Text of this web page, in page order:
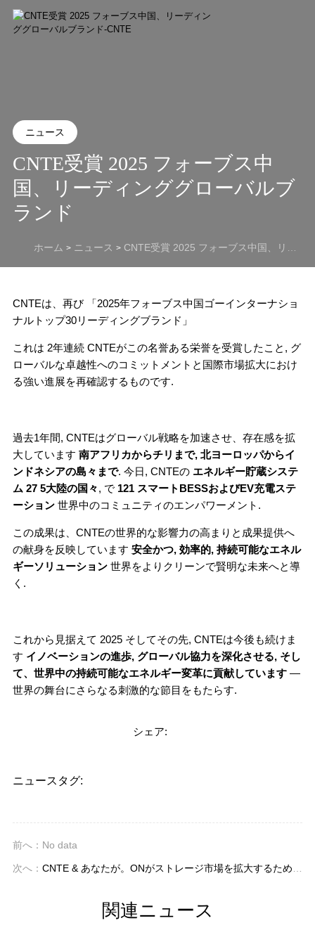
ニュース
CNTE受賞 2025 フォーブス中
国、リーディンググローバルブ
ランド
ホーム > ニュース > CNTE受賞 2025 フォーブス中国、リーディンググローバルブランド
CNTEは、再び 「2025年フォーブス中国ゴーインターナショ
ナルトップ30リーディングブランド」
これは 2年連続 CNTEがこの名誉ある栄誉を受賞したこと, グ
ローバルな卓越性へのコミットメントと国際市場拡大におけ
る強い進展を再確認するものです.
過去1年間, CNTEはグローバル戦略を加速させ、存在感を拡
大しています 南アフリカからチリまで, 北ヨーロッパからイ
ンドネシアの島々まで. 今日, CNTEの エネルギー貯蔵システ
ム 27 5大陸の国々, で 121 スマートBESSおよびEV充電ステ
ーション世界中のコミュニティのエンパワーメント.
この成果は、CNTEの世界的な影響力の高まりと成果提供へ
の献身を反映しています 安全かつ, 効率的, 持続可能なエネル
ギーソリューション世界をよりクリーンで賢明な未来へと導
く.
これから見据えて 2025 そしてその先, CNTEは今後も続けま
す イノベーションの進歩, グローバル協力を深化させる, そし
て、世界中の持続可能なエネルギー変革に貢献しています—
世界の舞台にさらなる刺激的な節目をもたらす.
シェア:
ニュースタグ:
前へ：No data
次へ： CNTE & あなたが。ONがストレージ市場を拡大するためのパートナー
関連ニュース